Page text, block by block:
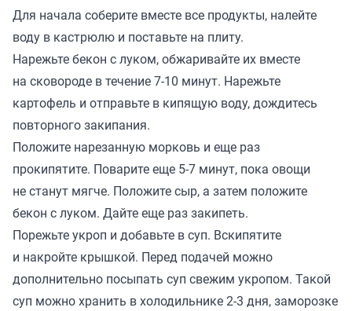
Для начала соберите вместе все продукты, налейте
воду в кастрюлю и поставьте на плиту.
Нарежьте бекон с луком, обжаривайте их вместе
на сковороде в течение 7-10 минут. Нарежьте
картофель и отправьте в кипящую воду, дождитесь
повторного закипания.
Положите нарезанную морковь и еще раз
прокипятите. Поварите еще 5-7 минут, пока овощи
не станут мягче. Положите сыр, а затем положите
бекон с луком. Дайте еще раз закипеть.
Порежьте укроп и добавьте в суп. Вскипятите
и накройте крышкой. Перед подачей можно
дополнительно посыпать суп свежим укропом. Такой
суп можно хранить в холодильнике 2-3 дня, заморозке